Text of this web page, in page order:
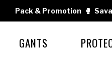
Pack & Promotion 🥊
GANTS